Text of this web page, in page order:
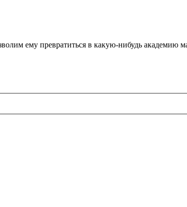
ему превратиться в какую-нибудь академию